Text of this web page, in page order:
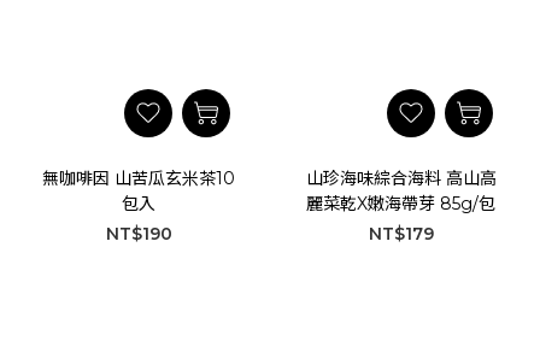
無咖啡因 山苦瓜玄米茶10
包入
NT$190
山珍海味綜合海料 高山高
麗菜乾X嫩海帶芽 85g/包
NT$179